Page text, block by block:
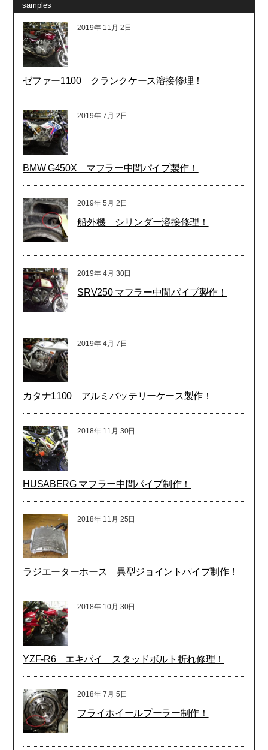
samples
2019年 11月 2日
ゼファー1100 クランクケース溶接修理！
2019年 7月 2日
BMW G450X マフラー中間パイプ製作！
2019年 5月 2日
船外機 シリンダー溶接修理！
2019年 4月 30日
SRV250 マフラー中間パイプ製作！
2019年 4月 7日
カタナ1100 アルミバッテリーケース製作！
2018年 11月 30日
HUSABERG マフラー中間パイプ制作！
2018年 11月 25日
ラジエーターホース 異型ジョイントパイプ制作！
2018年 10月 30日
YZF-R6 エキパイ スタッドボルト折れ修理！
2018年 7月 5日
フライホイールプーラー制作！